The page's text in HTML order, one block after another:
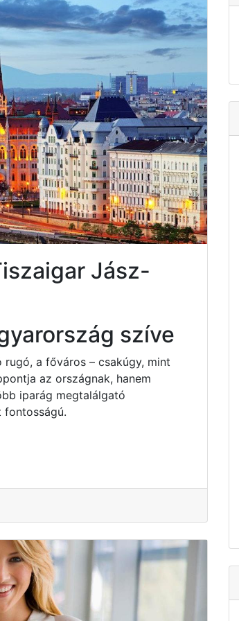
Jász-
szíve
a főváros – csakúgy, mint
az országnak, hanem
iparág megtalálgató
fontosságú.